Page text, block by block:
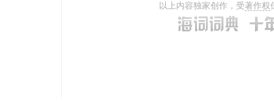
以上内容独家创作，受著作权